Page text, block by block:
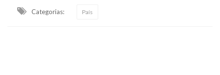
Categorias: País